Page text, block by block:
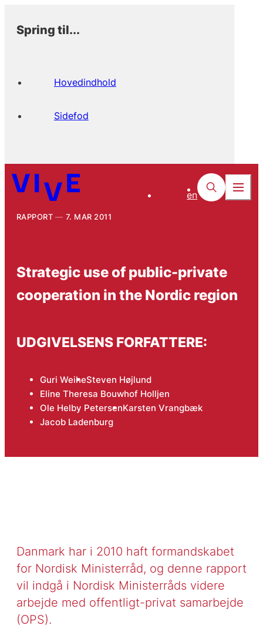
Spring til...
Hovedindhold
Sidefod
en
RAPPORT 7. MAR 2011
Strategic use of public-private
cooperation in the Nordic region
UDGIVELSENS FORFATTERE:
Guri WeiheSteven Højlund
Eline Theresa Bouwhof Holljen
Ole Helby PetersenKarsten Vrangbæk
Jacob Ladenburg
Danmark har i 2010 haft formandskabet
for Nordisk Ministerråd, og denne rapport
vil indgå i Nordisk Ministerråds videre
arbejde med offentligt-privat samarbejde
(OPS).